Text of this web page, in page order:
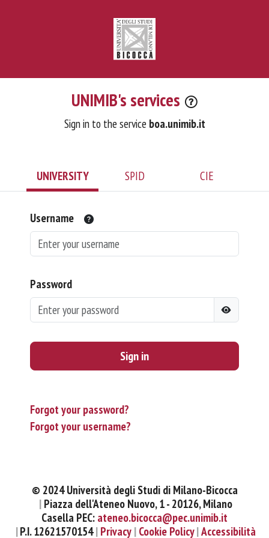
UNIMIB's services
Sign in to the service boa.unimib.it
UNIVERSITY SPID CIE
Username
Password
Sign in
Forgot your password?
Forgot your username?
© 2024 Università degli Studi di Milano-Bicocca
Piazza dell'Ateneo Nuovo, 1 - 20126, Milano
Casella PEC: ateneo.bicocca@pec.unimib.it
P.I. 12621570154 Privacy Cookie Policy Accessibilità